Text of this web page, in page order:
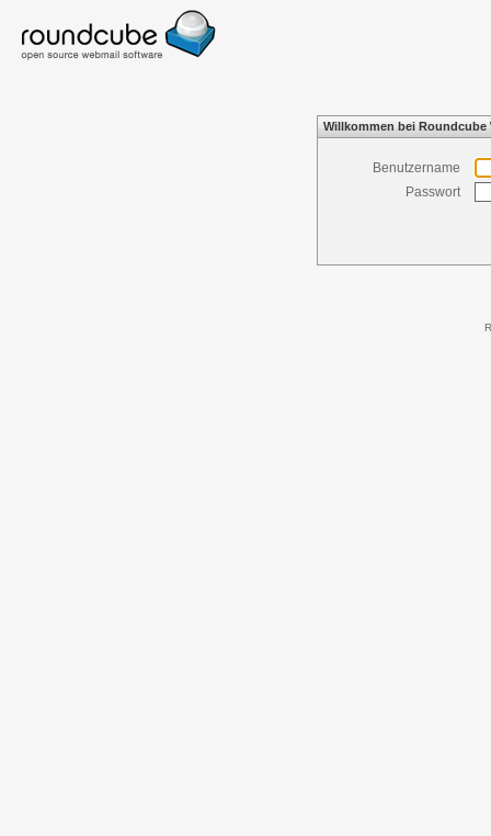
Willkommen bei Roundcube
Benutzername
Passwort